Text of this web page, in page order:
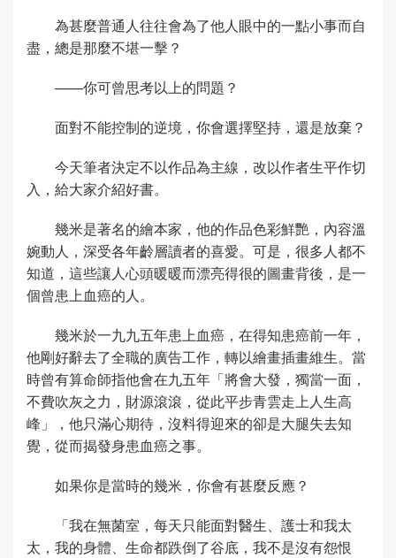
為甚麼普通人往往會為了他人眼中的一點小事而自
盡，總是那麼不堪一擊？
——你可曾思考以上的問題？
面對不能控制的逆境，你會選擇堅持，還是放棄？
今天筆者決定不以作品為主線，改以作者生平作切
入，給大家介紹好書。
幾米是著名的繪本家，他的作品色彩鮮艷，內容溫
婉動人，深受各年齡層讀者的喜愛。可是，很多人都不
知道，這些讓人心頭暖暖而漂亮得很的圖畫背後，是一
個曾患上血癌的人。
幾米於一九九五年患上血癌，在得知患癌前一年，
他剛好辭去了全職的廣告工作，轉以繪畫插畫維生。當
時曾有算命師指他會在九五年「將會大發，獨當一面，
不費吹灰之力，財源滾滾，從此平步青雲走上人生高
峰」，他只滿心期待，沒料得迎來的卻是大腿失去知
覺，從而揭發身患血癌之事。
如果你是當時的幾米，你會有甚麼反應？
「我在無菌室，每天只能面對醫生、護士和我太
太，我的身體、生命都跌倒了谷底，我不是沒有怨恨